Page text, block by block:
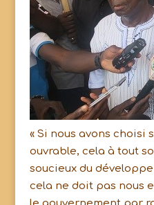
« Si nous avons choisi
ouvrable, cela à tout
soucieux du
cela ne doit pas nous